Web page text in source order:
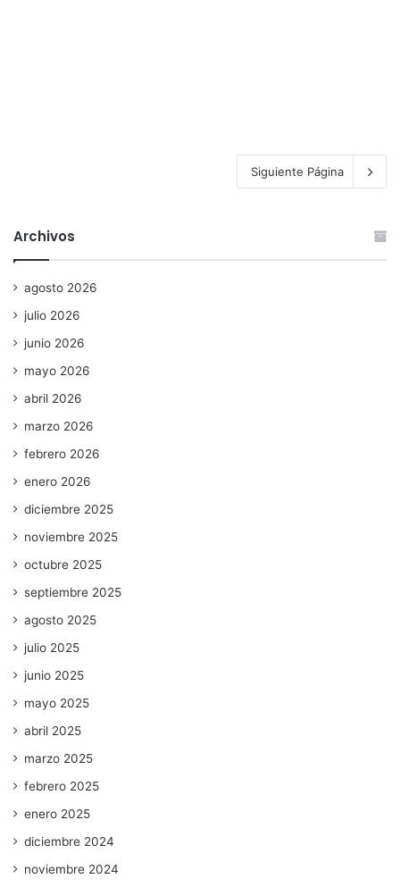
Siguiente Página
Archivos
agosto 2026
julio 2026
junio 2026
mayo 2026
abril 2026
marzo 2026
febrero 2026
enero 2026
diciembre 2025
noviembre 2025
octubre 2025
septiembre 2025
agosto 2025
julio 2025
junio 2025
mayo 2025
abril 2025
marzo 2025
febrero 2025
enero 2025
diciembre 2024
noviembre 2024